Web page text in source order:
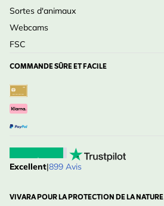
Sortes d'animaux
Webcams
FSC
COMMANDE SÛRE ET FACILE
Excellent|899 Avis
VIVARA POUR LA PROTECTION DE LA NATURE